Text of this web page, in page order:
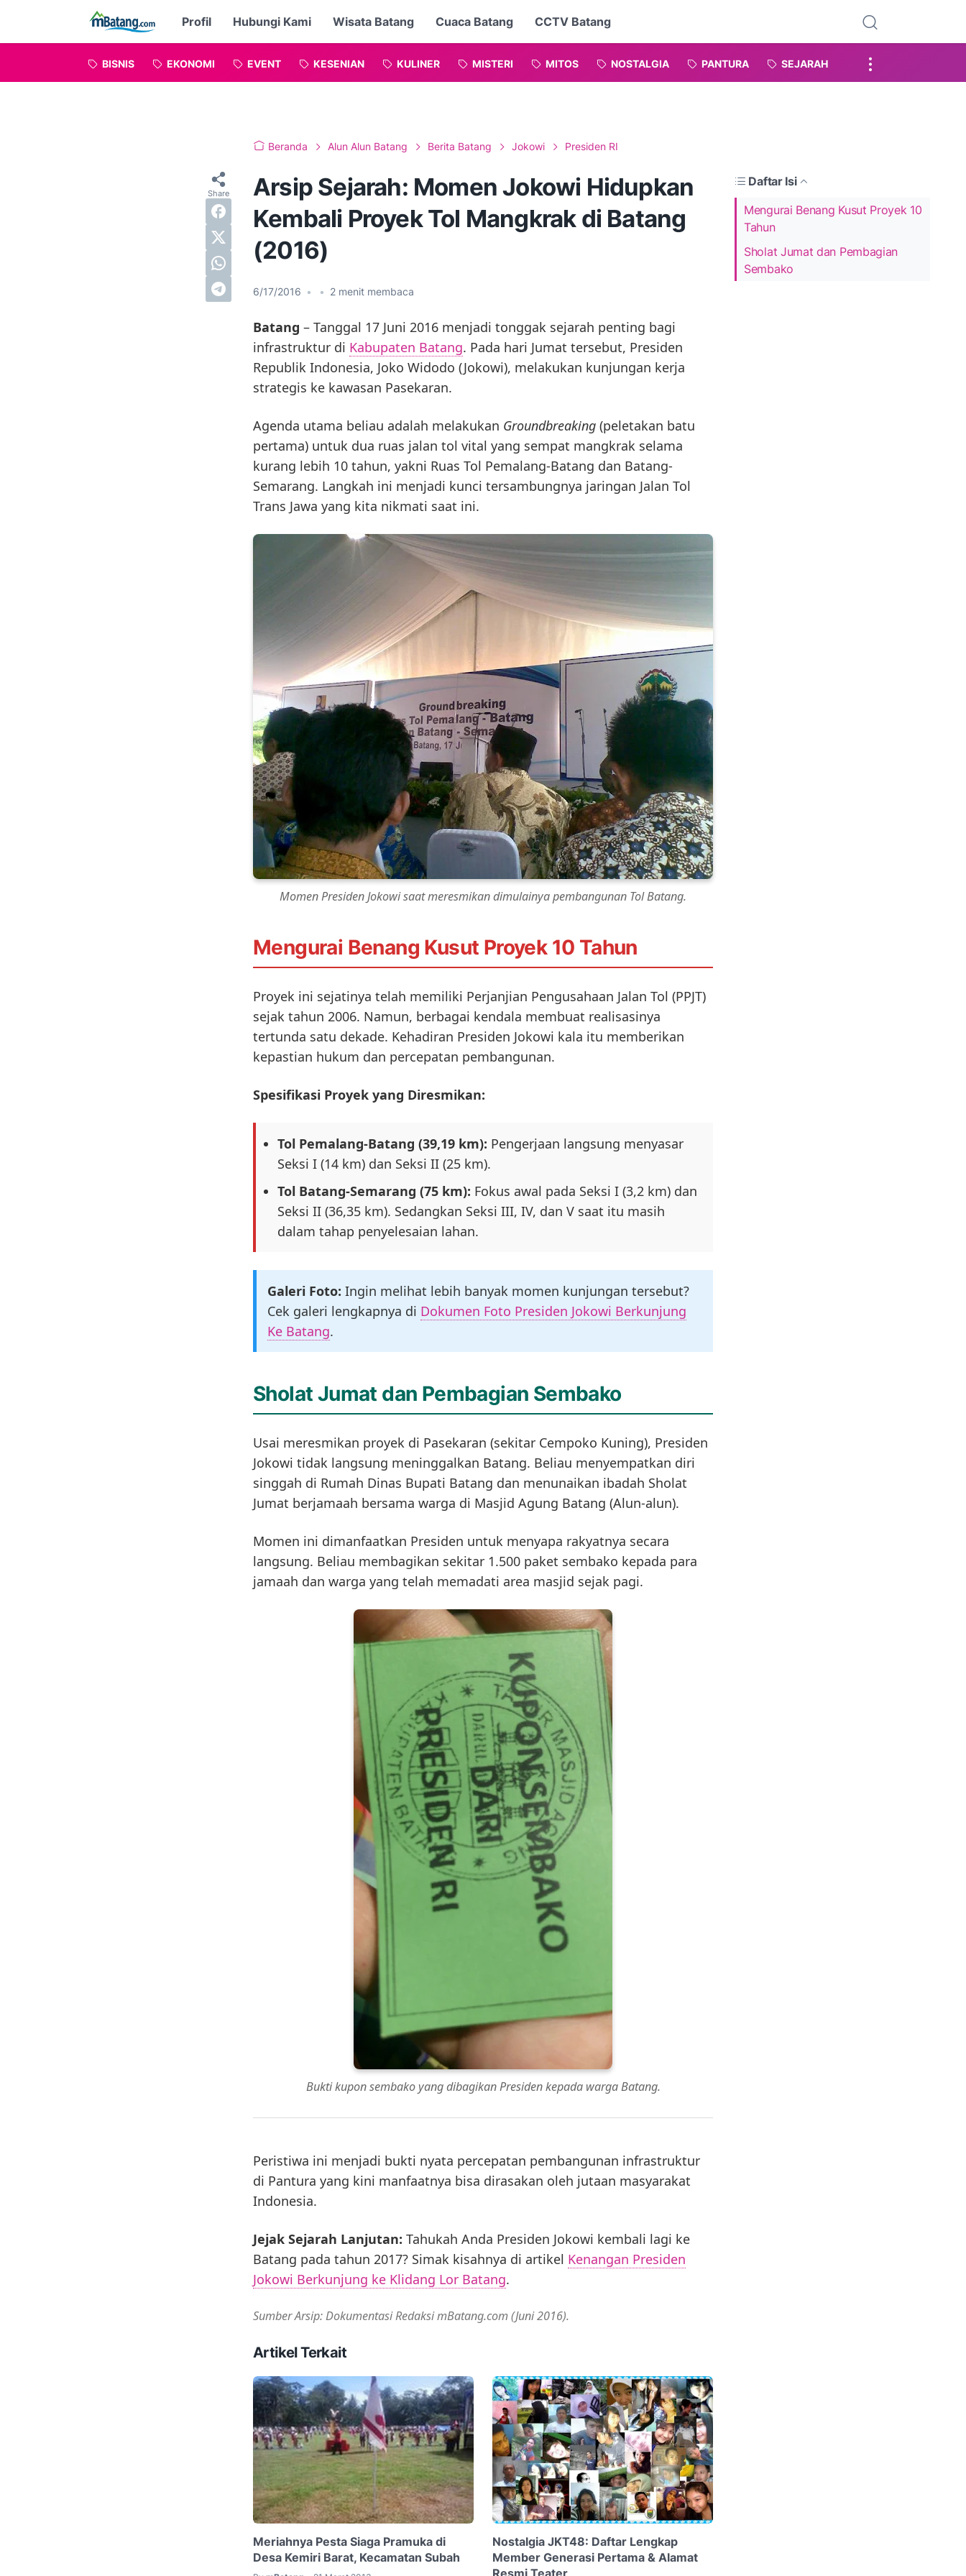
Profil Hubungi Kami Wisata Batang Cuaca Batang CCTV Batang
BISNIS EKONOMI EVENT KESENIAN KULINER MISTERI MITOS NOSTALGIA PANTURA SEJARAH
Beranda Alun Alun Batang Berita Batang Jokowi Presiden RI
Arsip Sejarah: Momen Jokowi Hidupkan
Kembali Proyek Tol Mangkrak di Batang
(2016)
6/17/2016 • • 2 menit membaca
Daftar Isi
Mengurai Benang Kusut Proyek 10
Tahun
Sholat Jumat dan Pembagian
Sembako
Batang – Tanggal 17 Juni 2016 menjadi tonggak sejarah penting bagi
infrastruktur di Kabupaten Batang. Pada hari Jumat tersebut, Presiden
Republik Indonesia, Joko Widodo (Jokowi), melakukan kunjungan kerja
strategis ke kawasan Pasekaran.
Agenda utama beliau adalah melakukan Groundbreaking (peletakan batu
pertama) untuk dua ruas jalan tol vital yang sempat mangkrak selama
kurang lebih 10 tahun, yakni Ruas Tol Pemalang-Batang dan Batang-
Semarang. Langkah ini menjadi kunci tersambungnya jaringan Jalan Tol
Trans Jawa yang kita nikmati saat ini.
Momen Presiden Jokowi saat meresmikan dimulainya pembangunan Tol Batang.
Mengurai Benang Kusut Proyek 10 Tahun
Proyek ini sejatinya telah memiliki Perjanjian Pengusahaan Jalan Tol (PPJT)
sejak tahun 2006. Namun, berbagai kendala membuat realisasinya
tertunda satu dekade. Kehadiran Presiden Jokowi kala itu memberikan
kepastian hukum dan percepatan pembangunan.
Spesifikasi Proyek yang Diresmikan:
Tol Pemalang-Batang (39,19 km): Pengerjaan langsung menyasar
Seksi I (14 km) dan Seksi II (25 km).
Tol Batang-Semarang (75 km): Fokus awal pada Seksi I (3,2 km) dan
Seksi II (36,35 km). Sedangkan Seksi III, IV, dan V saat itu masih
dalam tahap penyelesaian lahan.
Galeri Foto: Ingin melihat lebih banyak momen kunjungan tersebut?
Cek galeri lengkapnya di Dokumen Foto Presiden Jokowi Berkunjung
Ke Batang.
Sholat Jumat dan Pembagian Sembako
Usai meresmikan proyek di Pasekaran (sekitar Cempoko Kuning), Presiden
Jokowi tidak langsung meninggalkan Batang. Beliau menyempatkan diri
singgah di Rumah Dinas Bupati Batang dan menunaikan ibadah Sholat
Jumat berjamaah bersama warga di Masjid Agung Batang (Alun-alun).
Momen ini dimanfaatkan Presiden untuk menyapa rakyatnya secara
langsung. Beliau membagikan sekitar 1.500 paket sembako kepada para
jamaah dan warga yang telah memadati area masjid sejak pagi.
Bukti kupon sembako yang dibagikan Presiden kepada warga Batang.
Peristiwa ini menjadi bukti nyata percepatan pembangunan infrastruktur
di Pantura yang kini manfaatnya bisa dirasakan oleh jutaan masyarakat
Indonesia.
Jejak Sejarah Lanjutan: Tahukah Anda Presiden Jokowi kembali lagi ke
Batang pada tahun 2017? Simak kisahnya di artikel Kenangan Presiden
Jokowi Berkunjung ke Klidang Lor Batang.
Sumber Arsip: Dokumentasi Redaksi mBatang.com (Juni 2016).
Artikel Terkait
Meriahnya Pesta Siaga Pramuka di
Desa Kemiri Barat, Kecamatan Subah
Nostalgia JKT48: Daftar Lengkap
Member Generasi Pertama & Alamat
Resmi Teater